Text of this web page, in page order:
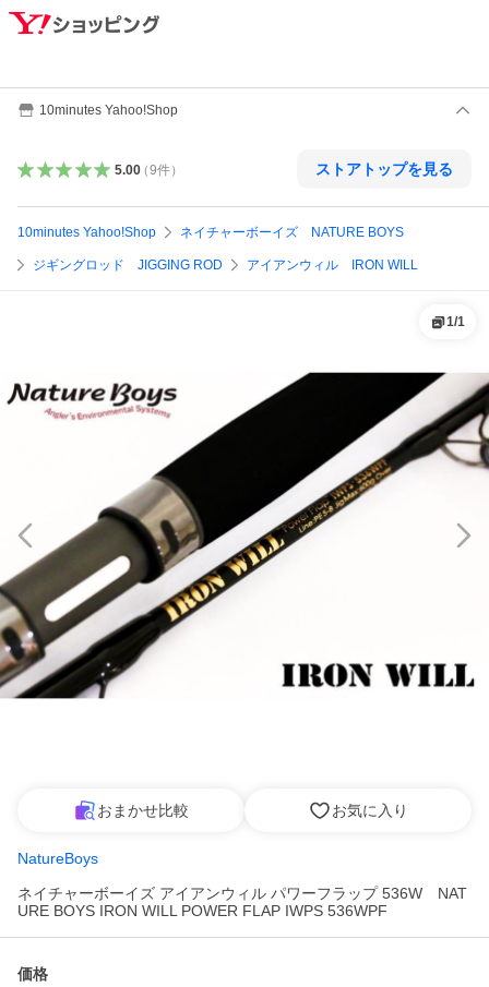
10minutes Yahoo!Shop
5.00（9件） ストアトップを見る
10minutes Yahoo!Shop ネイチャーボーイズ NATURE BOYS
ジギングロッド JIGGING ROD アイアンウィル IRON WILL
1/1
おまかせ比較 お気に入り
NatureBoys
ネイチャーボーイズ アイアンウィル パワーフラップ 536W NAT
URE BOYS IRON WILL POWER FLAP IWPS 536WPF
価格